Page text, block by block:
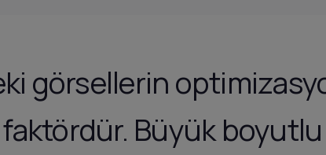
görsellerin
Büyük boyutlu